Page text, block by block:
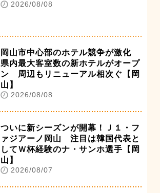
2026/08/08
岡山市中心部のホテル競争が激化
県内最大客室数の新ホテルがオープ
ン 周辺もリニューアル相次ぐ【岡
山】
2026/08/08
ついに新シーズンが開幕！Ｊ１・フ
ァジアーノ岡山 注目は韓国代表と
してＷ杯経験のナ・サンホ選手【岡
山】
2026/08/07